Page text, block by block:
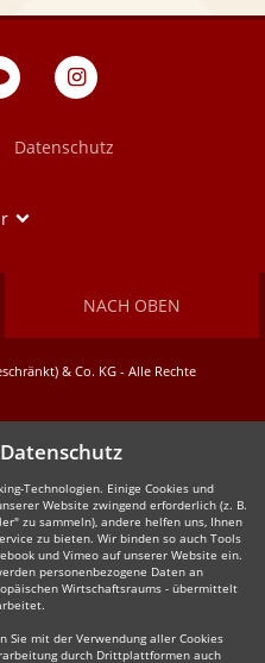
Blog
eventpeppers
Datenschutz
NACH OBEN
& Co. KG - Alle Rechte
Technologien. Einige Cookies und
Website zwingend erforderlich (z. B.
zu sammeln), andere helfen uns, Ihnen
zu bieten. Wir binden so auch Tools
und Vimeo auf unserer Website ein.
personenbezogene Daten an
Wirtschaftsraums - übermittelt
Sie mit der Verwendung aller Cookies
durch Drittplattformen auch